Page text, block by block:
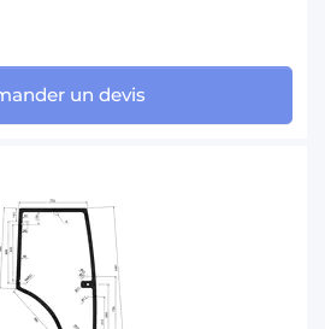
un devis